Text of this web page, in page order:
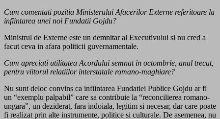
Cum comentati pozitia Ministerului Afacerilor Externe referitoare la
infiintarea unei noi Fundatii Gojdu?
Ministrul de Externe este un demnitar al Executivului si nu cred a
facut ceva in afara politicii guvernamentale.
Cum apreciati utilitatea Acordului semnat in octombrie, anul trecut,
pentru viitorul relatiilor interstatale romano-maghiare?
Nu sunt deloc convins ca infiintarea Fundatiei Publice Gojdu ar fi
un “exemplu palpabil” care sa contribuie la “reconcilierea romano-
ungara”, un deziderat, fara indoiala, legitim si necesar, dar care poate
fi realizat prin alte instrumente, politice si culturale. De asemenea, nu